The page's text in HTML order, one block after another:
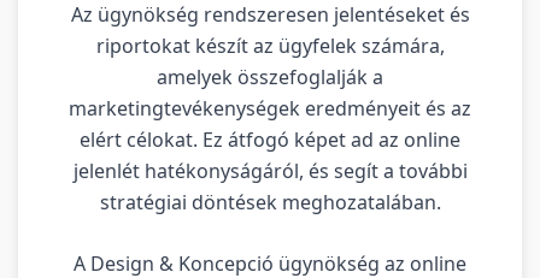
Az ügynökség rendszeresen jelentéseket és
riportokat készít az ügyfelek számára,
amelyek összefoglalják a
marketingtevékenységek eredményeit és az
elért célokat. Ez átfogó képet ad az online
jelenlét hatékonyságáról, és segít a további
stratégiai döntések meghozatalában.
A Design & Koncepció ügynökség az online